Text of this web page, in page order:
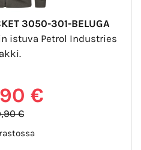
3050-301-BELUGA
istuva Petrol Industries
€
€